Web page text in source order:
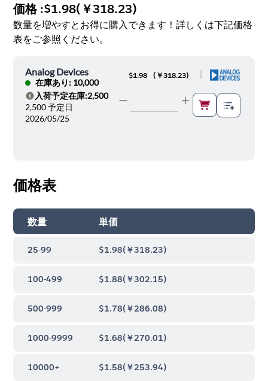
価格 :$1.98(￥318.23)
数量を増やすとお得に購入できます！詳しくは下記価格
表をご参照ください。
Analog Devices
在庫あり: 10,000
ヘルプ
入荷予定在庫:2,500
2,500 予定日
2026/05/25
$1.98 ( ￥318.23)
価格表
数量 単価
25-99 $1.98(￥318.23)
100-499 $1.88(￥302.15)
500-999 $1.78(￥286.08)
1000-9999 $1.68(￥270.01)
10000+ $1.58(￥253.94)